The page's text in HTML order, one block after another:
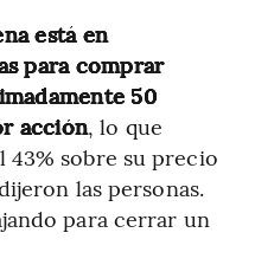
está en
para comprar
50
acción, lo que
sobre su precio
las personas.
para cerrar un